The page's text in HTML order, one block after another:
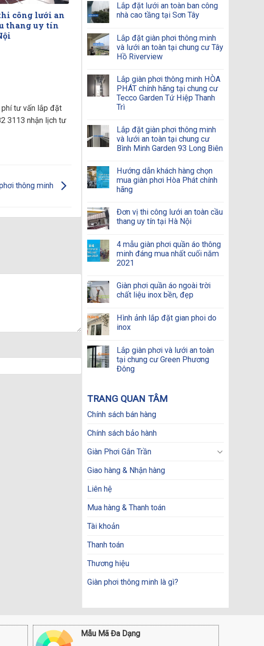
công lưới an
thang uy tín
phí tư vấn lắp đặt
3113 nhận lịch tư
thông minh
Lắp đặt lưới an toàn ban công
nhà cao tầng tại Sơn Tây
Lắp đặt giàn phơi thông minh
và lưới an toàn tại chung cư Tây
Hồ Riverview
Lắp giàn phơi thông minh HÒA
PHÁT chính hãng tại chung cư
Tecco Garden Tứ Hiệp Thanh
Trì
Lắp đặt giàn phơi thông minh
và lưới an toàn tại chung cư
Bình Minh Garden 93 Long Biên
Hướng dẫn khách hàng chọn
mua giàn phơi Hòa Phát chính
hãng
Đơn vị thi công lưới an toàn cầu
thang uy tín tại Hà Nội
4 mẫu giàn phơi quần áo thông
minh đáng mua nhất cuối năm
2021
Giàn phơi quần áo ngoài trời
chất liệu inox bền, đẹp
Hình ảnh lắp đặt gian phoi do
inox
Lắp giàn phơi và lưới an toàn
tại chung cư Green Phương
Đông
TRANG QUAN TÂM
Chính sách bán hàng
Chính sách bảo hành
Giàn Phơi Gắn Trần
Giao hàng & Nhận hàng
Liên hệ
Mua hàng & Thanh toán
Tài khoản
Thanh toán
Thương hiệu
Giàn phơi thông minh là gì?
Mẫu Mã Đa Dạng